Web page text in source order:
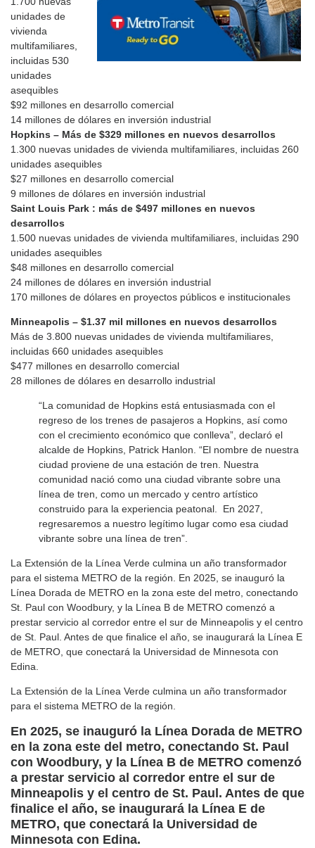
unidades de
vivienda
multifamiliares,
incluidas 530
unidades
asequibles
$92 millones en desarrollo comercial
14 millones de dólares en inversión industrial
Hopkins – Más de $329 millones en nuevos desarrollos
1.300 nuevas unidades de vivienda multifamiliares, incluidas 260
unidades asequibles
$27 millones en desarrollo comercial
9 millones de dólares en inversión industrial
Saint Louis Park : más de $497 millones en nuevos
desarrollos
1.500 nuevas unidades de vivienda multifamiliares, incluidas 290
unidades asequibles
$48 millones en desarrollo comercial
24 millones de dólares en inversión industrial
170 millones de dólares en proyectos públicos e institucionales
Minneapolis – $1.37 mil millones en nuevos desarrollos
Más de 3.800 nuevas unidades de vivienda multifamiliares,
incluidas 660 unidades asequibles
$477 millones en desarrollo comercial
28 millones de dólares en desarrollo industrial
“La comunidad de Hopkins está entusiasmada con el
regreso de los trenes de pasajeros a Hopkins, así como
con el crecimiento económico que conlleva”, declaró el
alcalde de Hopkins, Patrick Hanlon. “El nombre de nuestra
ciudad proviene de una estación de tren. Nuestra
comunidad nació como una ciudad vibrante sobre una
línea de tren, como un mercado y centro artístico
construido para la experiencia peatonal. En 2027,
regresaremos a nuestro legítimo lugar como esa ciudad
vibrante sobre una línea de tren”.
La Extensión de la Línea Verde culmina un año transformador
para el sistema METRO de la región. En 2025, se inauguró la
Línea Dorada de METRO en la zona este del metro, conectando
St. Paul con Woodbury, y la Línea B de METRO comenzó a
prestar servicio al corredor entre el sur de Minneapolis y el centro
de St. Paul. Antes de que finalice el año, se inaugurará la Línea E
de METRO, que conectará la Universidad de Minnesota con
Edina.
La Extensión de la Línea Verde culmina un año transformador
para el sistema METRO de la región.
En 2025, se inauguró la Línea Dorada de METRO
en la zona este del metro, conectando St. Paul
con Woodbury, y la Línea B de METRO comenzó
a prestar servicio al corredor entre el sur de
Minneapolis y el centro de St. Paul. Antes de que
finalice el año, se inaugurará la Línea E de
METRO, que conectará la Universidad de
Minnesota con Edina.